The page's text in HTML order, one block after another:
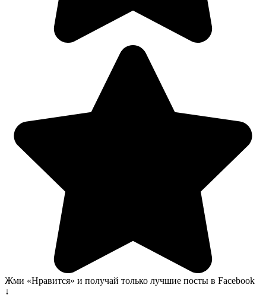
Жми «Нравится» и получай только лучшие посты в Facebook
↓